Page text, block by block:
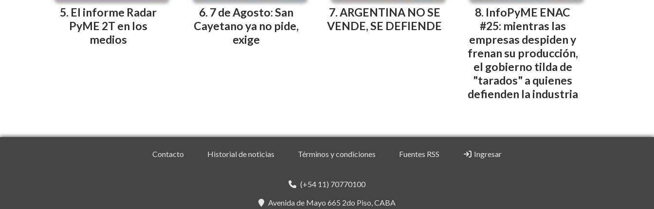
El informe Radar
PyME 2T en los
medios
7 de Agosto: San
Cayetano ya no pide,
exige
ARGENTINA NO SE
VENDE, SE DEFIENDE
InfoPyME ENAC
#25: mientras las
empresas despiden y
frenan su producción,
el gobierno tilda de
"tarados" a quienes
defienden la industria
Contacto Historial de noticias Términos y condiciones Fuentes RSS Ingresar
(+54 11) 70770100
Avenida de Mayo 665 2do Piso, CABA